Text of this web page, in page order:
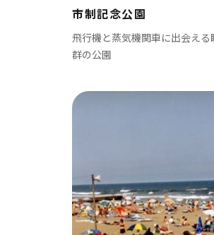
歴史・文化・社寺仏閣
ショッピング・道の駅
ベイエリア
千葉市
市制記念公園
飛行機と蒸気機関車に出会える
群の公園